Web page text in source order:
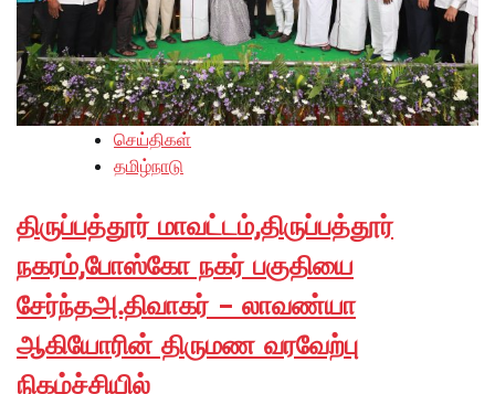
செய்திகள்
தமிழ்நாடு
திருப்பத்தூர் மாவட்டம்,திருப்பத்தூர்
நகரம்,போஸ்கோ நகர் பகுதியை
சேர்ந்தஅ.திவாகர் – லாவண்யா
ஆகியோரின் திருமண வரவேற்பு
நிகழ்ச்சியில்